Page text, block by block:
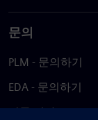
문의
PLM - 문의하기
EDA - 문의하기
각국 지사